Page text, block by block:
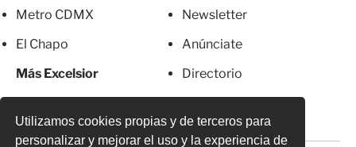
Utilizamos cookies propias y de terceros para
personalizar y mejorar el uso y la experiencia de
Metro CDMX
El Chapo
Más Excelsior
Newsletter
Anúnciate
Directorio